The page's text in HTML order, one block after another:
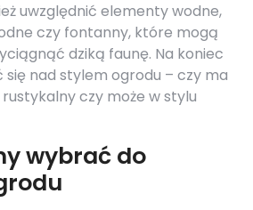
uwzględnić elementy wodne,
czy fontanny, które mogą
dziką faunę. Na koniec
nad stylem ogrodu – czy ma
czy może w stylu
wybrać do